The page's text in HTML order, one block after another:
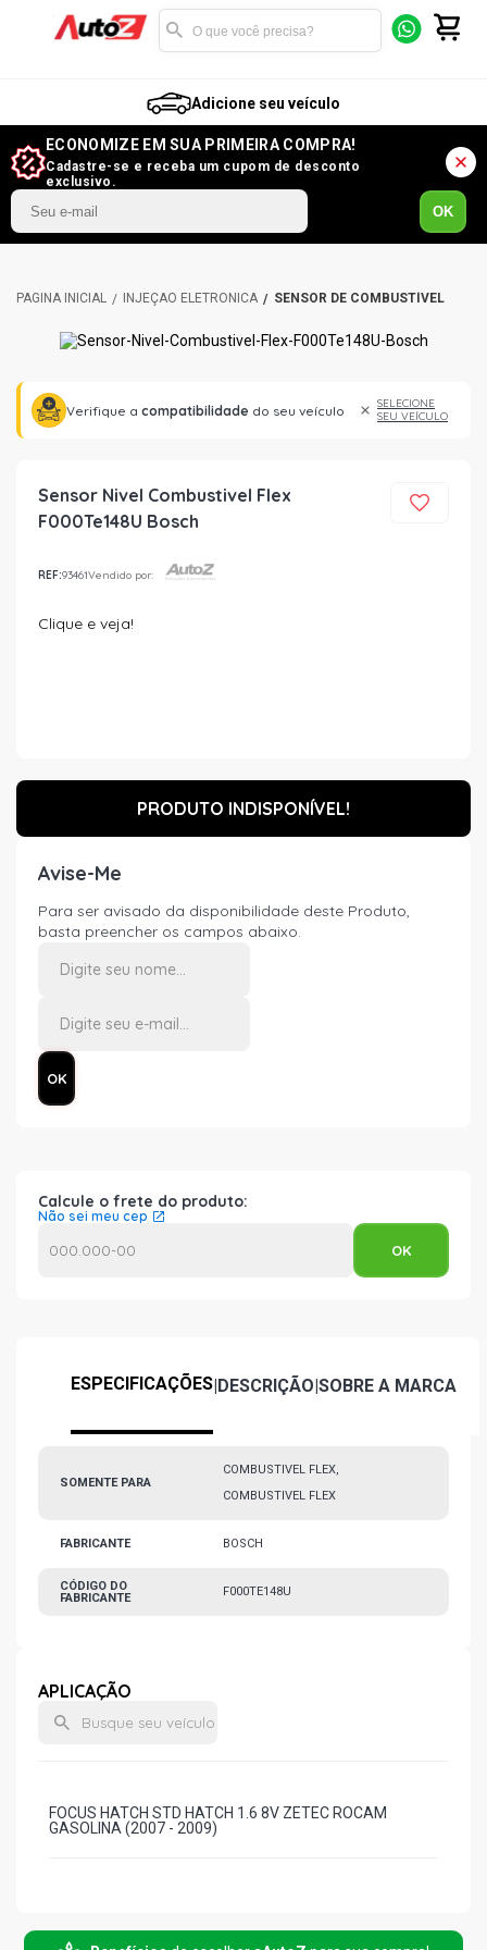
Adicione seu veículo
ECONOMIZE EM SUA PRIMEIRA COMPRA!
Cadastre-se e receba um cupom de desconto
exclusivo.
OK
INJEÇÃO ELETRÔNICA SENSOR DE COMBUSTÍVEL
Verifique a compatibilidade do seu veículo
SELECIONE
SEU VEÍCULO
Sensor Nivel Combustivel Flex
F000Te148U Bosch
REF:93461Vendido por:
Clique e veja!
PRODUTO INDISPONÍVEL!
Avise-Me
Para ser avisado da disponibilidade deste Produto,
basta preencher os campos abaixo.
Calcule o frete do produto:
Não sei meu cep
ESPECIFICAÇÕES|DESCRIÇÃO|SOBRE A MARCA
SOMENTE PARA
COMBUSTIVEL FLEX,
COMBUSTIVEL FLEX
FABRICANTE BOSCH
CÓDIGO DO
FABRICANTE
F000TE148U
APLICAÇÃO
FOCUS HATCH STD HATCH 1.6 8V ZETEC ROCAM
GASOLINA (2007 - 2009)